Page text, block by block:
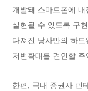
개발돼 스마트폰에
실현될 수 있도록 구
다져진 당사만의 하
저변확대를 견인할
한편, 국내 증권사 핀